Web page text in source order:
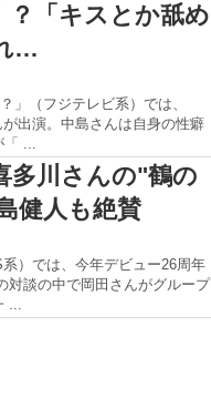
「キスとか舐め
…
」（フジテレビ系）では、
出演。中島さんは自身の性癖
「 ...
多川さんの"鶴の
健人も絶賛
）では、今年デビュー26周年
対談の中で岡田さんがグループ
...